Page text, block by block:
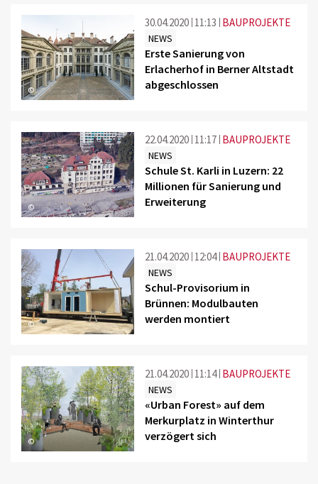
©
30.04.2020 11:13 BAUPROJEKTE
NEWS
Erste Sanierung von
Erlacherhof in Berner Altstadt
abgeschlossen
©
22.04.2020 11:17 BAUPROJEKTE
NEWS
Schule St. Karli in Luzern: 22
Millionen für Sanierung und
Erweiterung
©
21.04.2020 12:04 BAUPROJEKTE
NEWS
Schul-Provisorium in
Brünnen: Modulbauten
werden montiert
©
21.04.2020 11:14 BAUPROJEKTE
NEWS
«Urban Forest» auf dem
Merkurplatz in Winterthur
verzögert sich